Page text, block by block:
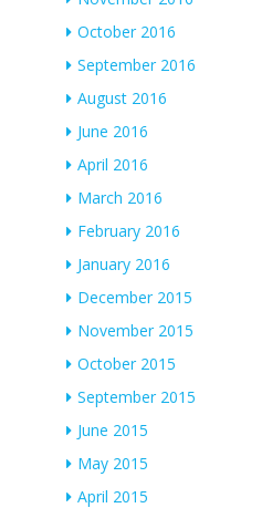
October 2016
September 2016
August 2016
June 2016
April 2016
March 2016
February 2016
January 2016
December 2015
November 2015
October 2015
September 2015
June 2015
May 2015
April 2015